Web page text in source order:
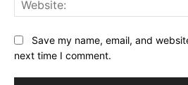
Save my name, email, and
next time I comment.